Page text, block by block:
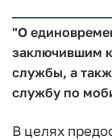
"О
заключившим
службы, а
службу по
В целях